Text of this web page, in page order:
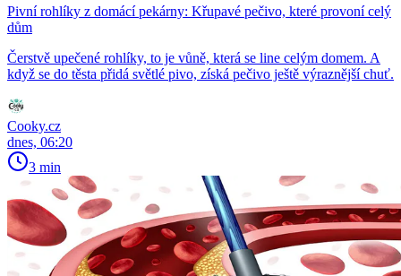
Pivní rohlíky z domácí pekárny: Křupavé pečivo, které provoní celý
dům
Čerstvě upečené rohlíky, to je vůně, která se line celým domem. A
když se do těsta přidá světlé pivo, získá pečivo ještě výraznější chuť.
Cooky.cz
dnes, 06:20
3 min